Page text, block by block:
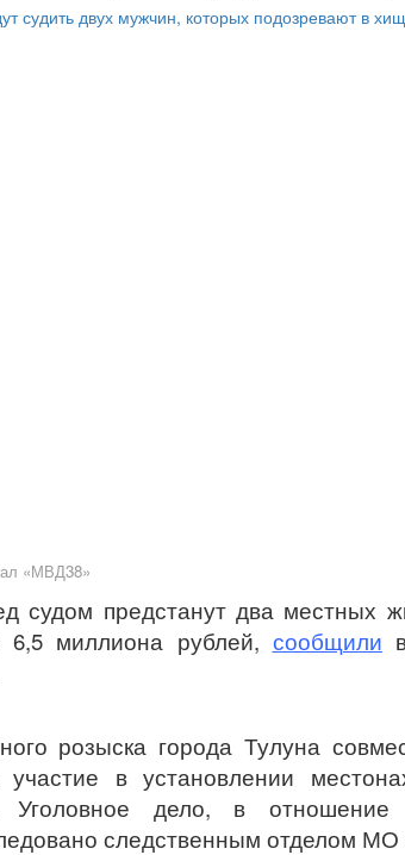
«МВД38»
судом предстанут два местных
6,5 миллиона рублей, сообщили
розыска города Тулуна
участие в установлении
Уголовное дело, в отношение
следственным отделом